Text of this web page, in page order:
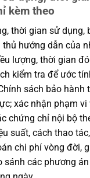
kèm theo
thời gian sử dụng,
hướng dẫn của
lượng, thời gian
kiểm tra để ước
sách bảo hành
xác nhận phạm
chứng chỉ nội bộ
suất, cách thao
chi phí vòng đời,
sánh các phương